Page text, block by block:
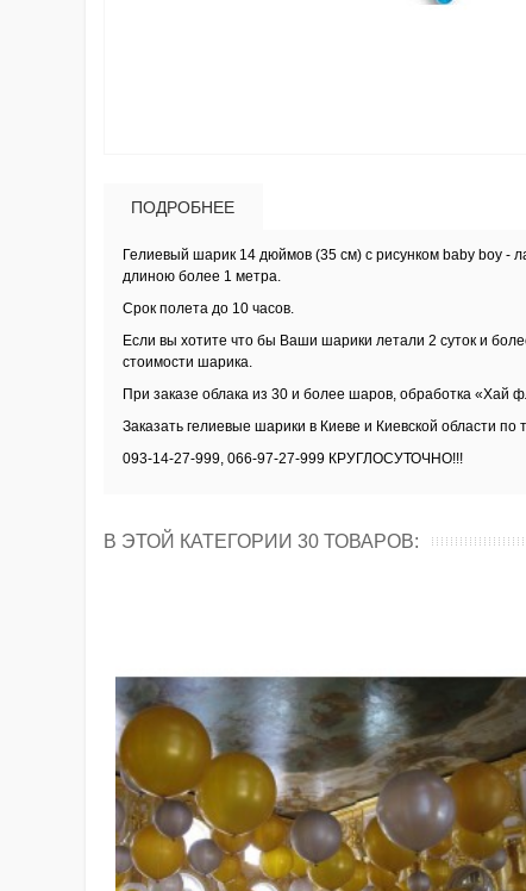
ПОДРОБНЕЕ
Гелиевый шарик 14 дюймов (35 см) с рисунком baby boy -
длиною более 1 метра.
Срок полета до 10 часов.
Если вы хотите что бы Ваши шарики летали 2 суток и
стоимости шарика.
При заказе облака из 30 и более шаров, обработка «Хай
Заказать гелиевые шарики в Киеве и Киевской области по
093-14-27-999, 066-97-27-999 КРУГЛОСУТОЧНО!!!
В ЭТОЙ КАТЕГОРИИ 30 ТОВАРОВ: